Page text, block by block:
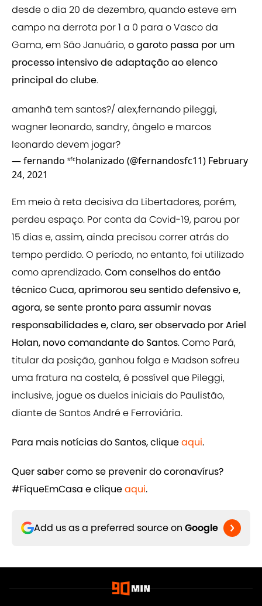
desde o dia 20 de dezembro, quando esteve em
campo na derrota por 1 a 0 para o Vasco da
Gama, em São Januário,o garoto passa por um
processo intensivo de adaptação ao elenco
principal do clube.
amanhã tem santos?/ alex,fernando pileggi,
wagner leonardo, sandry, ângelo e marcos
leonardo devem jogar?
— fernando ˢᶠᶜholanizado (@fernandosfc11) February
24, 2021
Em meio à reta decisiva da Libertadores, porém,
perdeu espaço. Por conta da Covid-19, parou por
15 dias e, assim, ainda precisou correr atrás do
tempo perdido. O período, no entanto, foi utilizado
como aprendizado.Com conselhos do então
técnico Cuca, aprimorou seu sentido defensivo e,
agora, se sente pronto para assumir novas
responsabilidades e, claro, ser observado por Ariel
Holan, novo comandante do Santos. Como Pará,
titular da posição, ganhou folga e Madson sofreu
uma fratura na costela, é possível que Pileggi,
inclusive, jogue os duelos iniciais do Paulistão,
diante de Santos André e Ferroviária.
Para mais notícias do Santos, cliqueaqui.
Quer saber como se prevenir do coronavírus?
#FiqueEmCasa e clique​aqui.
Add us as a preferred source on Google